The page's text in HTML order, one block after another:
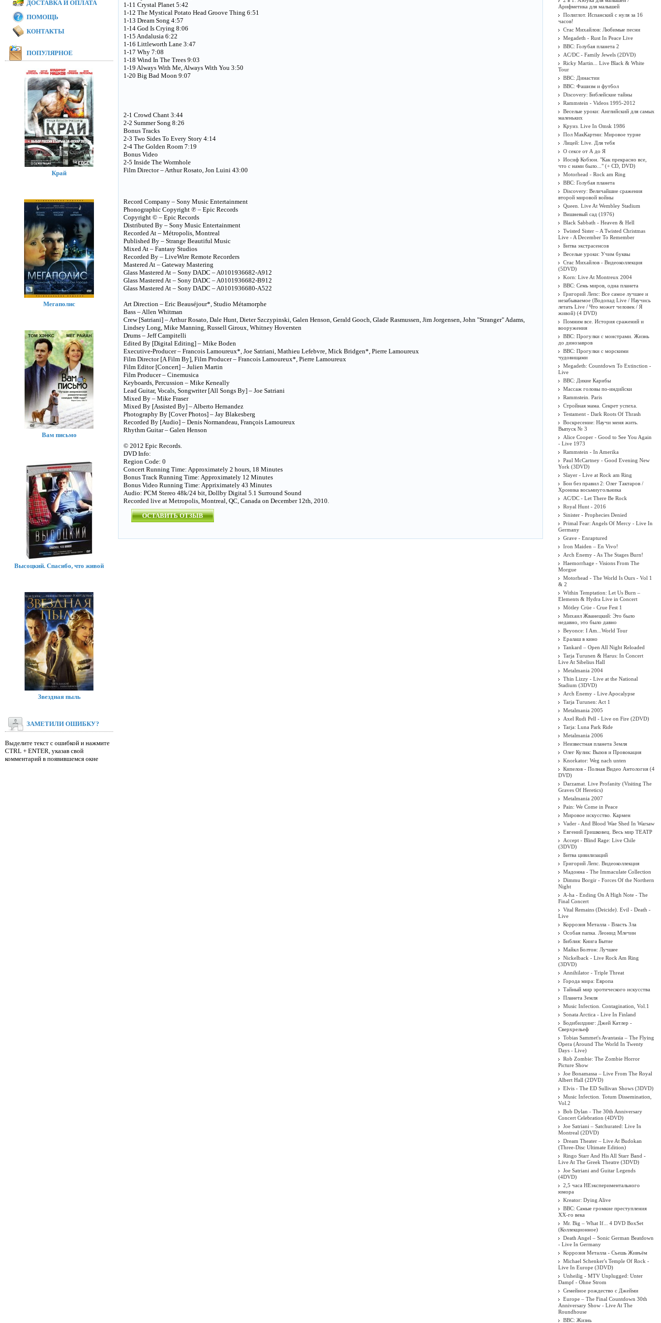
1-11 Crystal Planet 5:42
1-12 The Mystical Potato Head Groove Thing 6:51
1-13 Dream Song 4:57
1-14 God Is Crying 8:06
1-15 Andalusia 6:22
1-16 Littleworth Lane 3:47
1-17 Why 7:08
1-18 Wind In The Trees 9:03
1-19 Always With Me, Always With You 3:50
1-20 Big Bad Moon 9:07
2-1 Crowd Chant 3:44
2-2 Summer Song 8:26
Bonus Tracks
2-3 Two Sides To Every Story 4:14
2-4 The Golden Room 7:19
Bonus Video
2-5 Inside The Wormhole
Film Director – Arthur Rosato, Jon Luini 43:00
Record Company – Sony Music Entertainment
Phonographic Copyright ℗ – Epic Records
Copyright © – Epic Records
Distributed By – Sony Music Entertainment
Recorded At – Métropolis, Montreal
Published By – Strange Beautiful Music
Mixed At – Fantasy Studios
Recorded By – LiveWire Remote Recorders
Mastered At – Gateway Mastering
Glass Mastered At – Sony DADC – A0101936682-A912
Glass Mastered At – Sony DADC – A0101936682-B912
Glass Mastered At – Sony DADC – A0101936680-A522
Art Direction – Eric Beauséjour*, Studio Métamorphe
Bass – Allen Whitman
Crew [Satriani] – Arthur Rosato, Dale Hunt, Dieter Szczypinski, Galen Henson, Gerald Gooch, Glade Rasmussen, Jim Jorgensen, John "Stranger" Adams,
Lindsey Long, Mike Manning, Russell Giroux, Whitney Hoversten
Drums – Jeff Campitelli
Edited By [Digital Editing] – Mike Boden
Executive-Producer – Francois Lamoureux*, Joe Satriani, Mathieu Lefebvre, Mick Bridgen*, Pierre Lamoureux
Film Director [A Film By], Film Producer – Francois Lamoureux*, Pierre Lamoureux
Film Editor [Concert] – Julien Martin
Film Producer – Cinemusica
Keyboards, Percussion – Mike Keneally
Lead Guitar, Vocals, Songwriter [All Songs By] – Joe Satriani
Mixed By – Mike Fraser
Mixed By [Assisted By] – Alberto Hernandez
Photography By [Cover Photos] – Jay Blakesberg
Recorded By [Audio] – Denis Normandeau, François Lamoureux
Rhythm Guitar – Galen Henson
© 2012 Epic Records.
DVD Info:
Region Code: 0
Concert Running Time: Approximately 2 hours, 18 Minutes
Bonus Track Running Time: Approximately 12 Minutes
Bonus Video Running Time: Appriximately 43 Minutes
Audio: PCM Stereo 48k/24 bit, Dollby Digital 5.1 Surround Sound
Recorded live at Metropolis, Montreal, QC, Canada on December 12th, 2010.
ОСТАВИТЬ ОТЗЫВ
ДОСТАВКА И ОПЛАТА
ПОМОЩЬ
КОНТАКТЫ
ПОПУЛЯРНОЕ
Край
Мегаполис
Вам письмо
Высоцкий. Спасибо, что живой
Звездная пыль
ЗАМЕТИЛИ ОШИБКУ?
Выделите текст с ошибкой и нажмите
CTRL + ENTER, указав свой
комментарий в появившемся окне
Арифметика для малышей
Полиглот. Испанский с нуля за 16
часов!
Стас Михайлов: Любимые песни
Megadeth - Rust In Peace Live
BBC: Голубая планета 2
AC/DC - Family Jewels (2DVD)
Ricky Martin... Live Black & White
Tour
BBC: Династии
BBC: Фашизм и футбол
Discovery: Библейские тайны
Rammstein - Videos 1995-2012
Веселые уроки: Английский для самых
маленьких
Круиз. Live In Omsk 1986
Пол МакКартни: Мировое турне
Лицей: Live. Для тебя
О сексе от А до Я
Иосиф Кобзон. "Как прекрасно все,
что с нами было..." (+ CD, DVD)
Motorhead - Rock am Ring
BBC: Голубая планета
Discovery: Величайшие сражения
второй мировой войны
Queen. Live At Wembley Stadium
Вишневый сад (1976)
Black Sabbath - Heaven & Hell
Twisted Sister ‎– A Twisted Christmas
Live - A December To Remember
Битва экстрасенсов
Веселые уроки: Учим буквы
Стас Михайлов - Видеоколлекция
(5DVD)
Korn: Live At Montreux 2004
BBC: Семь миров, одна планета
Григорий Лепс: Все самое лучшее и
незабываемое (Водопад Live / Научись
летать Live / Что может человек / Я
живой) (4 DVD)
Помним все. История сражений и
вооружения
BBC: Прогулки с монстрами. Жизнь
до динозавров
BBC: Прогулки с морскими
чудовищами
Megadeth: Countdown To Extinction -
Live
BBC: Дикие Карибы
Массаж головы по-индийски
Rammstein. Paris
Стройная мама. Секрет успеха.
Testament - Dark Roots Of Thrash
Воскресение: Научи меня жить.
Выпуск № 3
Alice Cooper - Good to See You Again
- Live 1973
Rammstein - In Amerika
Paul McCartney - Good Evening New
York (3DVD)
Slayer - Live at Rock am Ring
Бои без правил 2: Олег Тактаров /
Хроника восьмиугольника
AC/DC - Let There Be Rock
Royal Hunt - 2016
Sinister - Prophecies Denied
Primal Fear: Angels Of Mercy - Live In
Germany
Grave - Enraptured
Iron Maiden ‎– En Vivo!
Arch Enemy - As The Stages Burn!
Haemorrhage - Visions From The
Morgue
Motorhead - The World Is Ours - Vol 1
& 2
Within Temptation: Let Us Burn –
Elements & Hydra Live in Concert
Mötley Crüe - Crue Fest 1
Михаил Жванецкий: Это было
недавно, это было давно
Beyonce: I Am...World Tour
Ералаш в кино
Tankard – Open All Night Reloaded
Tarja Turunen & Harus: In Concert
Live At Sibelius Hall
Metalmania 2004
Thin Lizzy - Live at the National
Stadium (3DVD)
Arch Enemy - Live Apocalypse
Tarja Turunen: Act 1
Metalmania 2005
Axel Rudi Pell - Live on Fire (2DVD)
Tarja: Luna Park Ride
Metalmania 2006
Неизвестная планета Земля
Олег Кулик: Вызов и Провокация
Knorkator: Weg nach unten
Кипелов - Полная Видео Антология (4
DVD)
Darzamat. Live Profanity (Visiting The
Graves Of Heretics)
Metalmania 2007
Pain: We Come in Peace
Мировое искусство. Кармен
Vader - And Blood Wae Shed In Warsaw
Евгений Гришковец. Весь мир ТЕАТР
Accept - Blind Rage: Live Chile
(3DVD)
Битва цивилизаций
Григорий Лепс. Видеоколлекция
Мадонна - The Immaculate Collection
Dimmu Borgir - Forces Of the Northern
Night
A-ha - Ending On A High Note - The
Final Concert
Vital Remains (Deicide). Evil - Death -
Live
Коррозия Металла - Власть Зла
Особая папка. Леонид Млечин
Библия: Книга Бытие
Майкл Болтон: Лучшее
Nickelback - Live Rock Am Ring
(3DVD)
Annihilator - Triple Threat
Города мира: Европа
Тайный мир эротического искусства
Планета Земля
Music Infection. Contagination, Vol.1
Sonata Arctica - Live In Finland
Бодибилдинг: Джей Катлер -
Сверхрельеф
Tobias Sammet's Avantasia – The Flying
Opera (Around The World In Twenty
Days - Live)
Rob Zombie: The Zombie Horror
Picture Show
Joe Bonamassa – Live From The Royal
Albert Hall (2DVD)
Elvis - The ED Sullivan Shows (3DVD)
Music Infection. Totum Dissemination,
Vol.2
Bob Dylan - The 30th Anniversary
Concert Celebration (4DVD)
Joe Satriani – Satchurated: Live In
Montreal (2DVD)
Dream Theater ‎– Live At Budokan
(Three-Disc Ultimate Edition)
Ringo Starr And His All Starr Band -
Live At The Greek Theatre (3DVD)
Joe Satriani and Guitar Legends
(4DVD)
2,5 часа НЕэкспериментального
юмора
Kreator: Dying Alive
BBC: Самые громкие преступления
XX-го века
Mr. Big – What If... 4 DVD BoxSet
(Коллекционное)
Death Angel ‎– Sonic German Beatdown
- Live In Germany
Коррозия Металла - Съешь Живъём
Michael Schenker's Temple Of Rock -
Live In Europe (3DVD)
Unheilig - MTV Unplugged: Unter
Dampf - Ohne Strom
Семейное рождество с Джейми
Europe – The Final Countdown 30th
Anniversary Show - Live At The
Roundhouse
BBC: Жизнь